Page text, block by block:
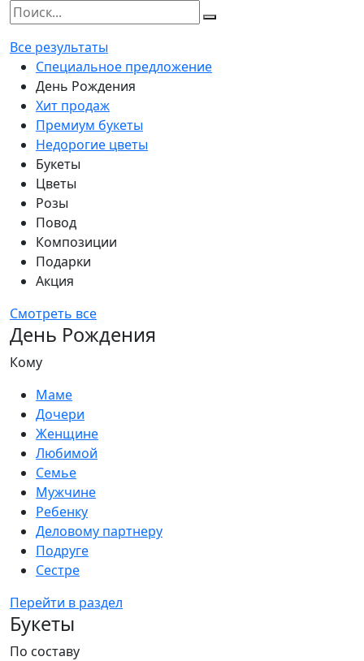
Все результаты
Специальное предложение
День Рождения
Хит продаж
Премиум букеты
Недорогие цветы
Букеты
Цветы
Розы
Повод
Композиции
Подарки
Акция
Смотреть все
День Рождения
Кому
Маме
Дочери
Женщине
Любимой
Семье
Мужчине
Ребенку
Деловому партнеру
Подруге
Сестре
Перейти в раздел
Букеты
По составу